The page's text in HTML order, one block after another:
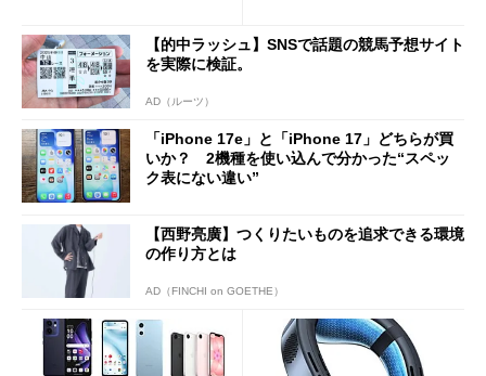
【的中ラッシュ】SNSで話題の競馬予想サイト
を実際に検証。
AD（ルーツ）
「iPhone 17e」と「iPhone 17」どちらが買
いか？ 2機種を使い込んで分かった“スペッ
ク表にない違い”
【西野亮廣】つくりたいものを追求できる環境
の作り方とは
AD（FINCHI on GOETHE）